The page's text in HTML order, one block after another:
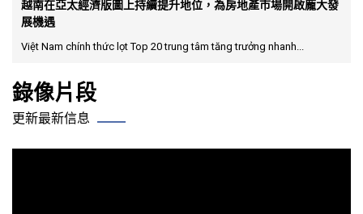
越南在亞太經濟版圖上持續提升地位，為房地產市場開啟龐大發
展機遇
Việt Nam chính thức lọt Top 20 trung tâm tăng trưởng nhanh...
錄像片段
更新最新信息